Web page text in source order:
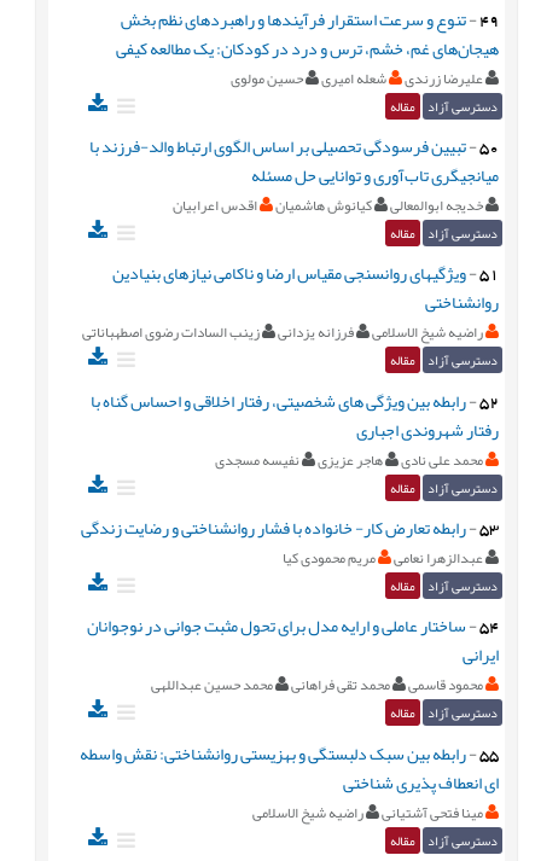
49
-تنوع و سرعت استقرار فرآیندها و راهبردهای نظم بخش
هیجان‌های غم، خشم، ترس و درد در کودکان: یک مطالعه کيفی
علیرضا زرندی شعله امیری حسین مولوی
دسترسی آزاد مقاله
50
-تبیین فرسودگی تحصیلی بر اساس الگوی ارتباط والد-فرزند با
میانجیگری تاب‌آوری و توانایی حل مسئله
خدیجه ابوالمعالی کیانوش هاشمیان اقدس اعرابیان
دسترسی آزاد مقاله
51
-ویژگیهای روانسنجی مقیاس ارضا و ناکامی نیازهای بنیادین
روانشناختی
راضیه شیخ الاسلامی فرزانه یزدانی زینب السادات رضوی اصطهباناتی
دسترسی آزاد مقاله
52
-رابطه بین ویژگی های شخصیتی، رفتار اخلاقی و احساس گناه با
رفتار شهروندی اجباری
محمد علی نادی هاجر عزیزی نفیسه مسجدی
دسترسی آزاد مقاله
53
-رابطه تعارض کار- خانواده با فشار روانشناختی و رضایت زندگی
عبدالزهرا نعامی مریم محمودی کیا
دسترسی آزاد مقاله
54
-ساختار عاملی و ارایه مدل برای تحول مثبت جوانی در نوجوانان
ایرانی
محمود قاسمی محمد تقی فراهانی محمد حسین عبداللهی
دسترسی آزاد مقاله
55
-رابطه بین سبک دلبستگی و بهزیستی روانشناختی: نقش واسطه
ای انعطاف پذیری شناختی
مینا فتحی آشتیانی راضیه شیخ الاسلامی
دسترسی آزاد مقاله